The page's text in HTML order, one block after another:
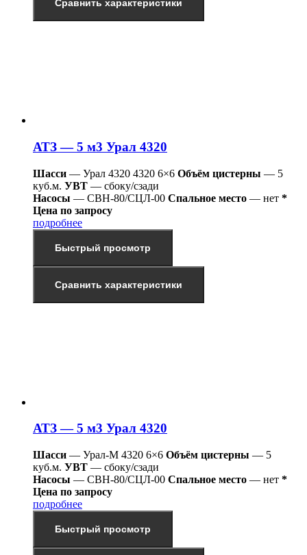
Сравнить характеристики
АТЗ — 5 м3 Урал 4320
Шасси — Урал 4320 4320 6×6 Объём цистерны — 5
куб.м. УВТ — сбоку/сзади
Насосы — СВН-80/СЦЛ-00 Спальное место — нет *
Цена по запросу
подробнее
Быстрый просмотр
Сравнить характеристики
АТЗ — 5 м3 Урал 4320
Шасси — Урал-М 4320 6×6 Объём цистерны — 5
куб.м. УВТ — сбоку/сзади
Насосы — СВН-80/СЦЛ-00 Спальное место — нет *
Цена по запросу
подробнее
Быстрый просмотр